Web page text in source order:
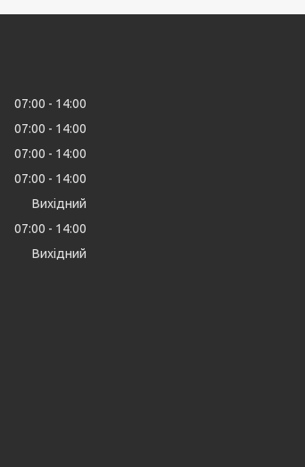
07:00
14:00
07:00
14:00
07:00
14:00
07:00
14:00
Вихідний
07:00
14:00
Вихідний